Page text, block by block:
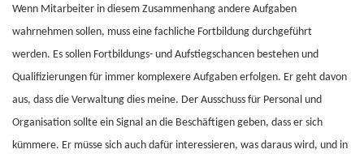
Wenn Mitarbeiter in diesem Zusammenhang andere Aufgaben
wahrnehmen sollen, muss eine fachliche Fortbildung durchgeführt
werden. Es sollen Fortbildungs- und Aufstiegschancen bestehen und
Qualifizierungen für immer komplexere Aufgaben erfolgen. Er geht davon
aus, dass die Verwaltung dies meine. Der Ausschuss für Personal und
Organisation sollte ein Signal an die Beschäftigen geben, dass er sich
kümmere. Er müsse sich auch dafür interessieren, was daraus wird, und in